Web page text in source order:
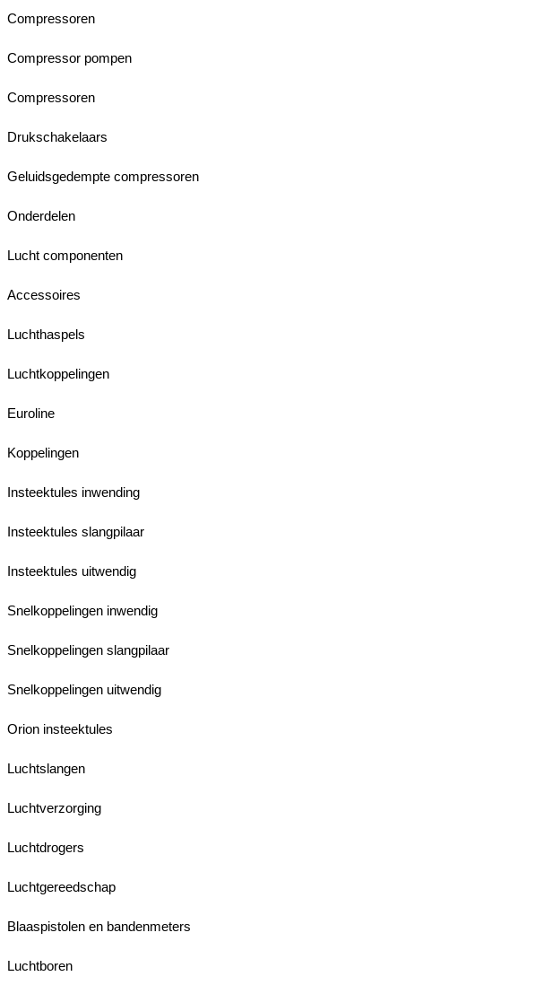
Compressoren
Compressor pompen
Compressoren
Drukschakelaars
Geluidsgedempte compressoren
Onderdelen
Lucht componenten
Accessoires
Luchthaspels
Luchtkoppelingen
Euroline
Koppelingen
Insteektules inwending
Insteektules slangpilaar
Insteektules uitwendig
Snelkoppelingen inwendig
Snelkoppelingen slangpilaar
Snelkoppelingen uitwendig
Orion insteektules
Luchtslangen
Luchtverzorging
Luchtdrogers
Luchtgereedschap
Blaaspistolen en bandenmeters
Luchtboren